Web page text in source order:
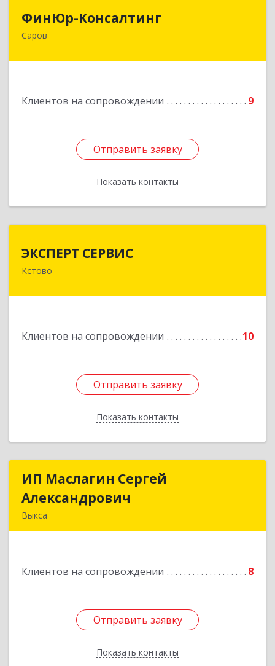
ФинЮр-Консалтинг
Саров
Клиентов на сопровождении 9
Отправить заявку
Показать контакты
Отправить заявку
Назад
ЭКСПЕРТ СЕРВИС
Кстово
Клиентов на сопровождении 10
Отправить заявку
Показать контакты
Отправить заявку
Назад
ИП Маслагин Сергей
Александрович
Выкса
Клиентов на сопровождении 8
Отправить заявку
Показать контакты
ИП Маслагин Сергей
Подробнее
Отправить заявку
Назад